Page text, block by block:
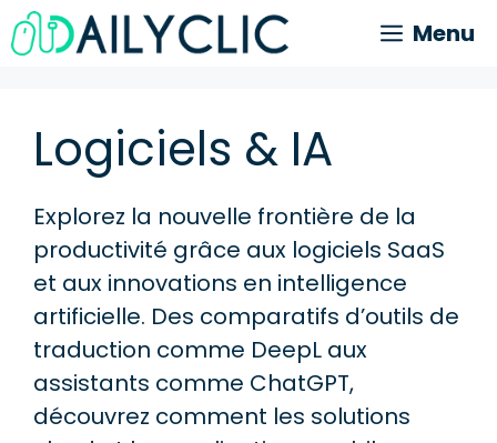
Aller
au
Menu
Logiciels & IA
Explorez la nouvelle frontière de la
productivité grâce aux logiciels SaaS
et aux innovations en intelligence
artificielle. Des comparatifs d’outils de
traduction comme DeepL aux
assistants comme ChatGPT,
découvrez comment les solutions